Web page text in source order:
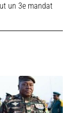
un 3e mandat